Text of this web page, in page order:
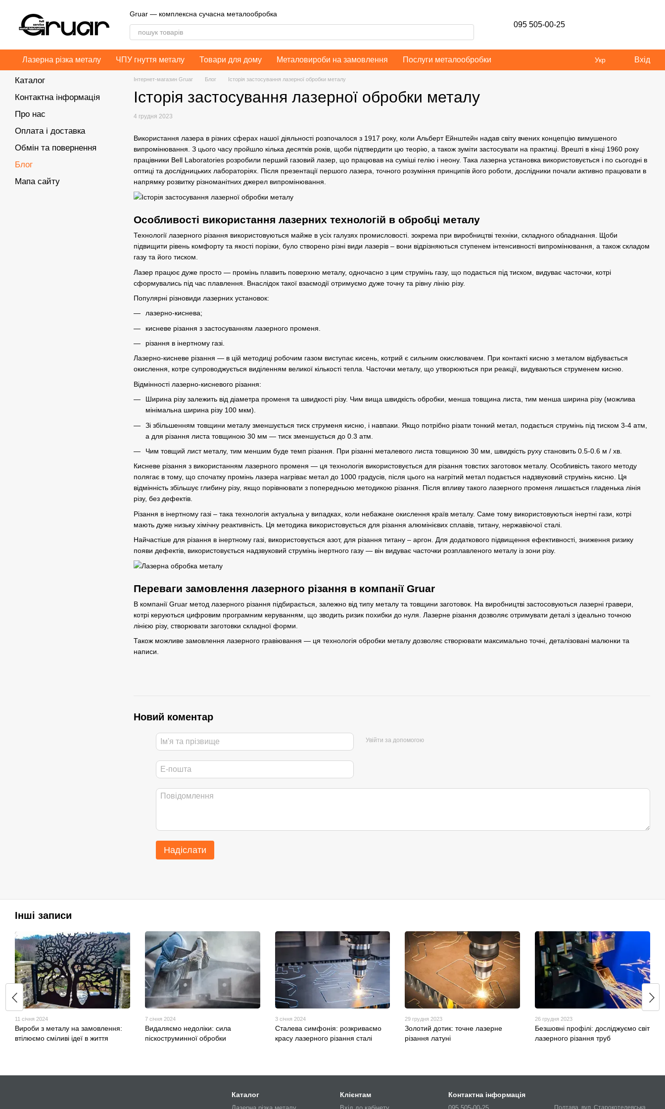
Gruar — комплексна сучасна металообробка
095 505-00-25
Лазерна різка металу ЧПУ гнуття металу Товари для дому Металовироби на замовлення Послуги металообробки Укр Вхід
Інтернет-магазин Gruar Блог Історія застосування лазерної обробки металу
Історія застосування лазерної обробки металу
4 грудня 2023
Використання лазера в різних сферах нашої діяльності розпочалося з 1917 року, коли Альберт Ейнштейн надав світу вчених концепцію вимушеного
випромінювання. З цього часу пройшло кілька десятків років, щоби підтвердити цю теорію, а також зуміти застосувати на практиці. Врешті в кінці 1960 року
працівники Bell Laboratories розробили перший газовий лазер, що працював на суміші гелію і неону. Така лазерна установка використовується і по сьогодні в
оптиці та дослідницьких лабораторіях. Після презентації першого лазера, точного розуміння принципів його роботи, дослідники почали активно працювати в
напрямку розвитку різноманітних джерел випромінювання.
Особливості використання лазерних технологій в обробці металу
Технології лазерного різання використовуються майже в усіх галузях промисловості. зокрема при виробництві техніки, складного обладнання. Щоби
підвищити рівень комфорту та якості порізки, було створено різні види лазерів – вони відрізняються ступенем інтенсивності випромінювання, а також складом
газу та його тиском.
Лазер працює дуже просто — промінь плавить поверхню металу, одночасно з цим струмінь газу, що подається під тиском, видуває часточки, котрі
сформувались під час плавлення. Внаслідок такої взаємодії отримуємо дуже точну та рівну лінію різу.
Популярні різновиди лазерних установок:
лазерно-киснева;
кисневе різання з застосуванням лазерного променя.
різання в інертному газі.
Лазерно-кисневе різання — в цій методиці робочим газом виступає кисень, котрий є сильним окислювачем. При контакті кисню з металом відбувається
окислення, котре супроводжується виділенням великої кількості тепла. Часточки металу, що утворюються при реакції, видуваються струменем кисню.
Відмінності лазерно-кисневого різання:
Ширина різу залежить від діаметра променя та швидкості різу. Чим вища швидкість обробки, менша товщина листа, тим менша ширина різу (можлива
мінімальна ширина різу 100 мкм).
Зі збільшенням товщини металу зменшується тиск струменя кисню, і навпаки. Якщо потрібно різати тонкий метал, подається струмінь під тиском 3-4 атм,
а для різання листа товщиною 30 мм — тиск зменшується до 0.3 атм.
Чим товщий лист металу, тим меншим буде темп різання. При різанні металевого листа товщиною 30 мм, швидкість руху становить 0.5-0.6 м / хв.
Кисневе різання з використанням лазерного променя — ця технологія використовується для різання товстих заготовок металу. Особливість такого методу
полягає в тому, що спочатку промінь лазера нагріває метал до 1000 градусів, після цього на нагрітий метал подається надзвуковий струмінь кисню. Ця
відмінність збільшує глибину різу, якщо порівнювати з попередньою методикою різання. Після впливу такого лазерного променя лишається гладенька лінія
різу, без дефектів.
Різання в інертному газі – така технологія актуальна у випадках, коли небажане окислення країв металу. Саме тому використовуються інертні гази, котрі
мають дуже низьку хімічну реактивність. Ця методика використовується для різання алюмінієвих сплавів, титану, нержавіючої сталі.
Найчастіше для різання в інертному газі, використовується азот, для різання титану – аргон. Для додаткового підвищення ефективності, зниження ризику
появи дефектів, використовується надзвуковий струмінь інертного газу — він видуває часточки розплавленого металу із зони різу.
Переваги замовлення лазерного різання в компанії Gruar
В компанії Gruar метод лазерного різання підбирається, залежно від типу металу та товщини заготовок. На виробництві застосовуються лазерні гравери,
котрі керуються цифровим програмним керуванням, що зводить ризик похибки до нуля. Лазерне різання дозволяє отримувати деталі з ідеально точною
лінією різу, створювати заготовки складної форми
Також можливе замовлення лазерного гравіювання — ця технологія обробки металу дозволяє створювати максимально точні, деталізовані малюнки та
написи.
Новий коментар
Увійти за допомогою
Надіслати
Каталог
Контактна інформація
Про нас
Оплата і доставка
Обмін та повернення
Блог
Мапа сайту
Інші записи
11 січня 2024
Вироби з металу на замовлення:
втілюємо сміливі ідеї в життя
7 січня 2024
Видаляємо недоліки: сила
піскоструминної обробки
3 січня 2024
Сталева симфонія: розкриваємо
красу лазерного різання сталі
29 грудня 2023
Золотий дотик: точне лазерне
різання латуні
26 грудня 2023
Безшовні профілі: досліджуємо світ
лазерного різання труб
Каталог Клієнтам Контактна інформація